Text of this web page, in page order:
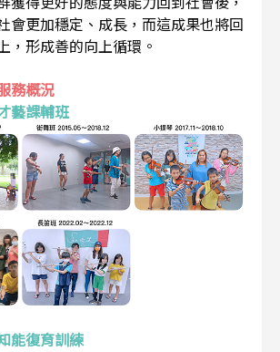
會更加穩定、成長，而這成果也將回
，形成善的向上循環。
務概況
藝課輔班
能復育訓練